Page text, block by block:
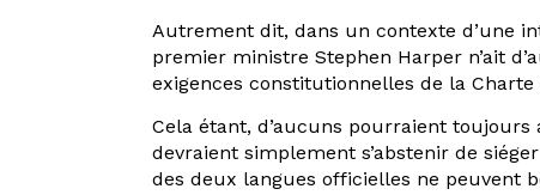
Autrement dit, dans un contexte d’une
premier ministre Stephen Harper n’ait
exigences constitutionnelles de la
Cela étant, d’aucuns pourraient
devraient simplement s’abstenir de
des deux langues officielles ne peuvent